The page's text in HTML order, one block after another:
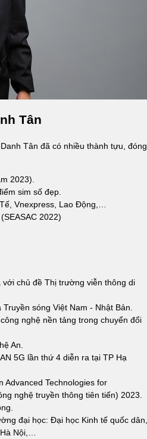
Tân
Tân đã có nhiều thành tựu, đóng
2023).
sim số đẹp.
Vnexpress, Lao Động,…
2022)
chủ đề Thị trường viễn thông di
sóng Việt Nam - Nhật Bản.
nghệ nền tảng trong chuyển đổi
An.
5G lần thứ 4 diễn ra tại TP Hạ
Advanced Technologies for
nghệ truyền thông tiên tiến) 2023.
đại học: Đại học Kinh tế quốc dân,
Nội,…